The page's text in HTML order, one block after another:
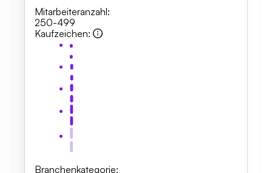
Mitarbeiteranzahl:
250-499
Kaufzeichen:
Branchenkategorie: